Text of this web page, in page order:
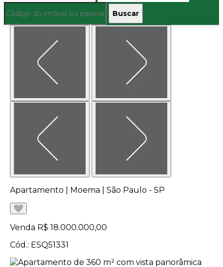
Buscar
Apartamento | Moema | São Paulo - SP
Venda R$ 18.000.000,00
Cód.: ESQ51331